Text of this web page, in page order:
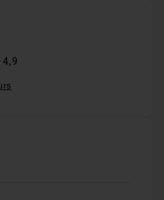
4,9